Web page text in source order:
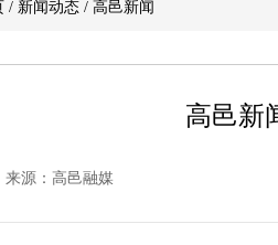
/ 新闻动态/ 高邑新闻
高邑新
源： 高邑融媒